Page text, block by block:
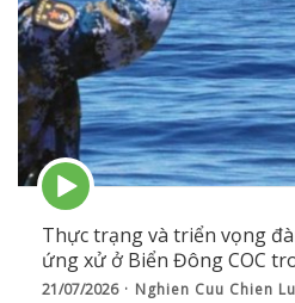
Episode
play
icon
Thực trạng và triển vọng
ứng xử ở Biển Đông COC
21/07/2026 Nghien Cuu Chien